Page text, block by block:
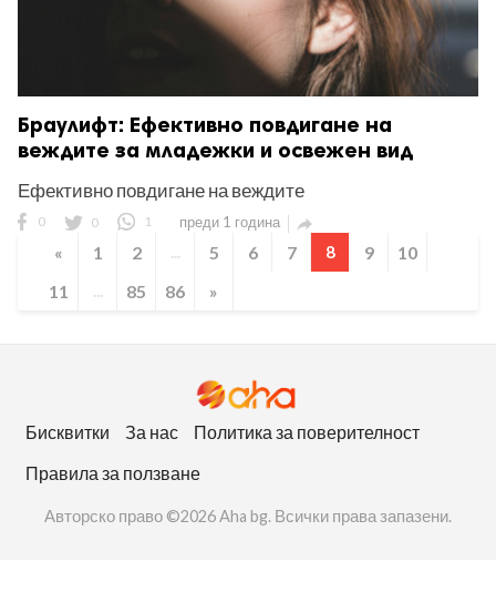
Браулифт: Ефективно повдигане на
веждите за младежки и освежен вид
Ефективно повдигане на веждите
0 0 1 преди 1 година 
« 1 2 ... 5 6 7 8 9
10
11
... 85 86 »
Бисквитки За нас
Политика за поверителност
Правила за ползване
Авторско право ©2026 Aha bg. Всички права запазени.